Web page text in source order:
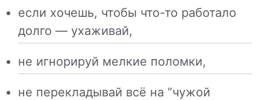
если хочешь, чтобы что-то работало
долго — ухаживай,
не игнорируй мелкие поломки,
не перекладывай всё на “чужой